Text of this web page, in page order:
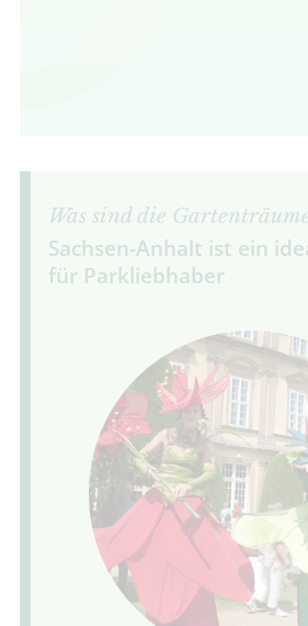
Was sind die
Sachsen-Anhalt ist ein
für Parkliebhaber